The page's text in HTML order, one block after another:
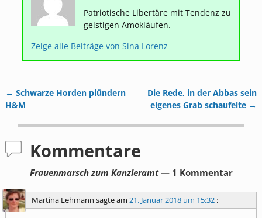
Patriotische Libertäre mit Tendenz zu
geistigen Amokläufen.
Zeige alle Beiträge vonSina Lorenz
Artikelnavigation
← Schwarze Horden plündern
H&M
Die Rede, in der Abbas sein
eigenes Grab schaufelte →
Kommentare
Frauenmarsch zum Kanzleramt— 1 Kommentar
Martina Lehmann sagte am 21. Januar 2018 um 15:32 :